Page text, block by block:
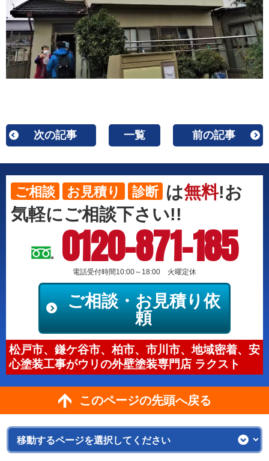
次の記事 一覧 前の記事
ご相談 お見積り 診断 は無料!お
気軽にご相談下さい!!
0120-871-185
電話受付時間10:00～18:00 火曜定休
ご相談・お見積り依
頼
松戸市、鎌ケ谷市、柏市、市川市、地域密着、安
心塗装工事がウリの外壁塗装専門店 ラクスト
このページの先頭へ戻る